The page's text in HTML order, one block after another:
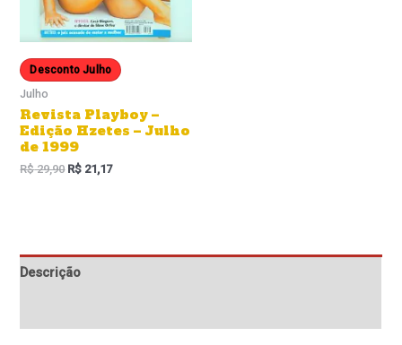
Desconto Julho
Julho
Revista Playboy –
Edição Hzetes – Julho
de 1999
R$29,90 R$ 21,17
Descrição